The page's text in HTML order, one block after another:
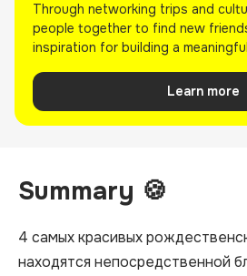
Through networking trips and
people together to find new
inspiration for building a
Learn more
Summary 🍪
4 самых красивых
находятся непосредственной